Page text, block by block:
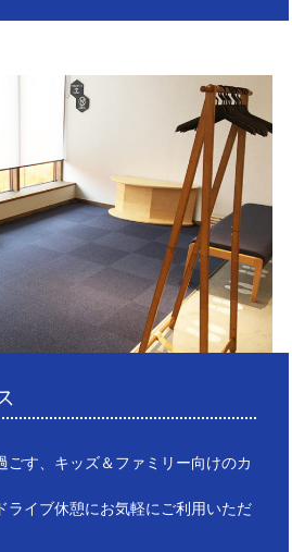
ごす、キッズ＆ファミリー向けのカ
ライブ休憩にお気軽にご利用いただ